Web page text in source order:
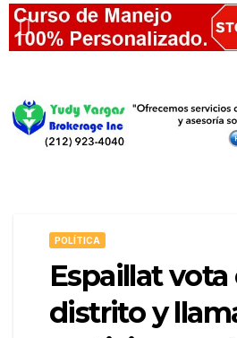
POLÍTICA
Espaillat vota
distrito y